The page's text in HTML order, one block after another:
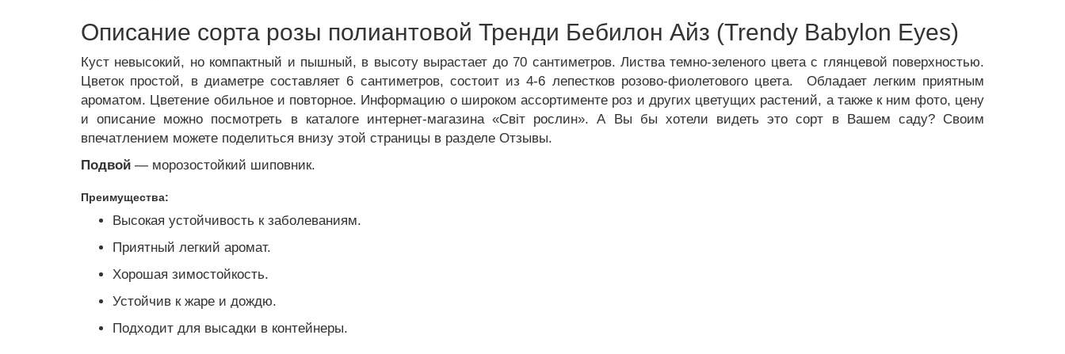
Описание сорта розы полиантовой Тренди Бебилон Айз (Trendy Babylon Eyes)
Куст невысокий, но компактный и пышный, в высоту вырастает до 70 сантиметров. Листва темно-зеленого цвета с глянцевой поверхностью.
Цветок простой, в диаметре составляет 6 сантиметров, состоит из 4-6 лепестков розово-фиолетового цвета. Обладает легким приятным
ароматом. Цветение обильное и повторное. Информацию о широком ассортименте роз и других цветущих растений, а также к ним фото, цену
и описание можно посмотреть в каталоге интернет-магазина «Світ рослин». А Вы бы хотели видеть это сорт в Вашем саду? Своим
впечатлением можете поделиться внизу этой страницы в разделе Отзывы.
Подвой — морозостойкий шиповник.
Преимущества:
Высокая устойчивость к заболеваниям.
Приятный легкий аромат.
Хорошая зимостойкость.
Устойчив к жаре и дождю.
Подходит для высадки в контейнеры.